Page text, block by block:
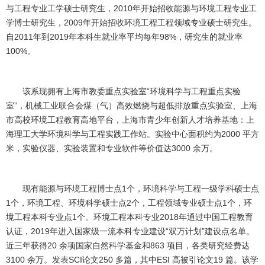
与工程专业工学硕士研究生， 2010年开始招收能源与环境工程专业工
学博士研究生， 2009年开始招收环境工程工程领域专业硕士研究生。
自2011年到 2019年本科生就业率平均每年98% ，研究生的就业率
100%。
该系现拥有上海市教委重点实验室“环境科学与工程重点实验
室”，机械工业联合会煤（气）高效燃烧与超低排放重点实验室、上海
市高校环境工程教育高地平台，上海市青少年创新人才培养基地：上
海理工大学环境科学与工程实践工作站。实验中心面积约为2000 平方
米，实验仪器、实验装置和专业软件等价值达3000 余万。
现有能源与环境工程博士点1个，环境科学与工程一级学科硕士点
1个，环境工程、环境科学硕士点2个，工程领域专业硕士点1个，环
境工程本科专业点1个。环境工程本科专业2018年通过中国工程教育
认证， 2019年进入国家级一流本科专业建设“双万计划”建设点名单。
近三年获得20 余项国家自然科学基金和863 项目，各类研究经费达
3100 余万。发表SCI论文250 多篇，其中ESI 高被引论文19 篇。该学